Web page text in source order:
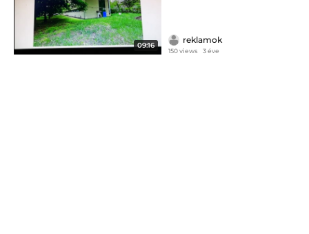
09:16
reklamok
150 views 3 éve